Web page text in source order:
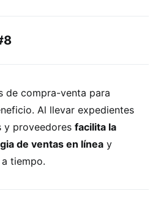
de compra-venta para
Al llevar expedientes
y proveedores facilita la
de ventas en línea y
tiempo.